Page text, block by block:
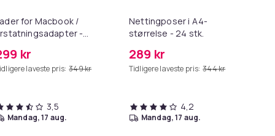
for Macbook /
-
kr
laveste pris: 349 kr
3,5
mandag, 17 aug.
Nettingposer i A4-
størrelse - 24 stk.
289 kr
Tidligere laveste pris: 344 kr
4,2
mandag, 17 aug.